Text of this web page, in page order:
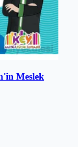
Meslek